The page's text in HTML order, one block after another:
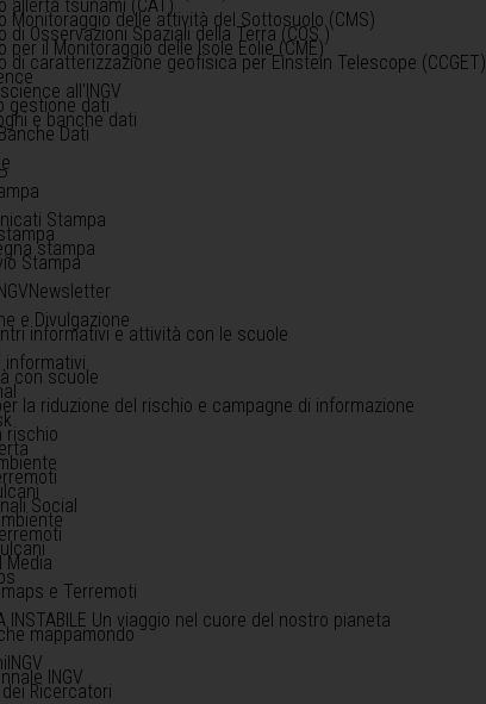
allerta tsunami (CAT)
Monitoraggio delle attività del Sottosuolo (CMS)
di Osservazioni Spaziali della Terra (COS )
per il Monitoraggio delle Isole Eolie (CME)
di caratterizzazione geofisica per Einstein Telescope (CCGET)
all'INGV
gestione dati
e banche dati
Dati
Stampa
stampa
Stampa
e Divulgazione
informativi e attività con le scuole
informativi
con scuole
la riduzione del rischio e campagne di informazione
rischio
Social
Media
e Terremoti
INSTABILE Un viaggio nel cuore del nostro pianeta
mappamondo
INGV
Ricercatori